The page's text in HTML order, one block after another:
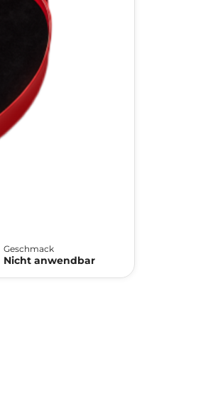
Geschmack
Nicht anwendbar